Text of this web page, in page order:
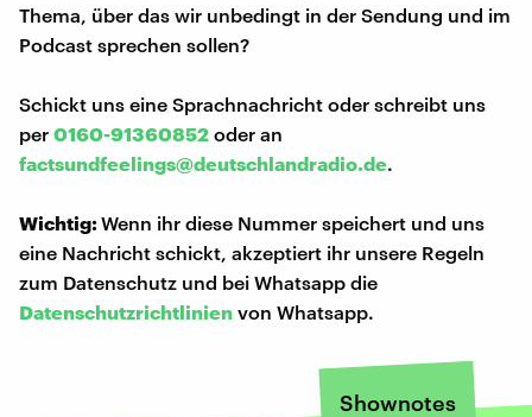
Thema, über das wir unbedingt in der Sendung und im
Podcast sprechen sollen?
Schickt uns eine Sprachnachricht oder schreibt uns
per 0160-91360852 oder an
factsundfeelings@deutschlandradio.de.
Wichtig:Wenn ihr diese Nummer speichert und uns
eine Nachricht schickt, akzeptiert ihr unsere Regeln
zum Datenschutz und bei Whatsapp die
Datenschutzrichtlinien von Whatsapp.
Shownotes